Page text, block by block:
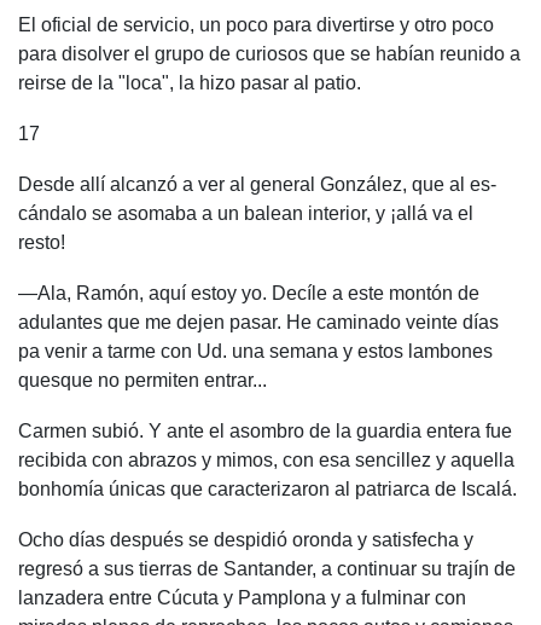
El oficial de servicio, un poco para divertirse y otro poco
para disolver el grupo de curiosos que se habían reunido a
reirse de la "loca", la hizo pasar al patio.
17
Desde allí alcanzó a ver al general González, que al es-
cándalo se asomaba a un balean interior, y ¡allá va el
resto!
—Ala, Ramón, aquí estoy yo. Decíle a este montón de
adulantes que me dejen pasar. He caminado veinte días
pa venir a tarme con Ud. una semana y estos lambones
quesque no permiten entrar...
Carmen subió. Y ante el asombro de la guardia entera fue
recibida con abrazos y mimos, con esa sencillez y aquella
bonhomía únicas que caracterizaron al patriarca de Iscalá.
Ocho días después se despidió oronda y satisfecha y
regresó a sus tierras de Santander, a continuar su trajín de
lanzadera entre Cúcuta y Pamplona y a fulminar con